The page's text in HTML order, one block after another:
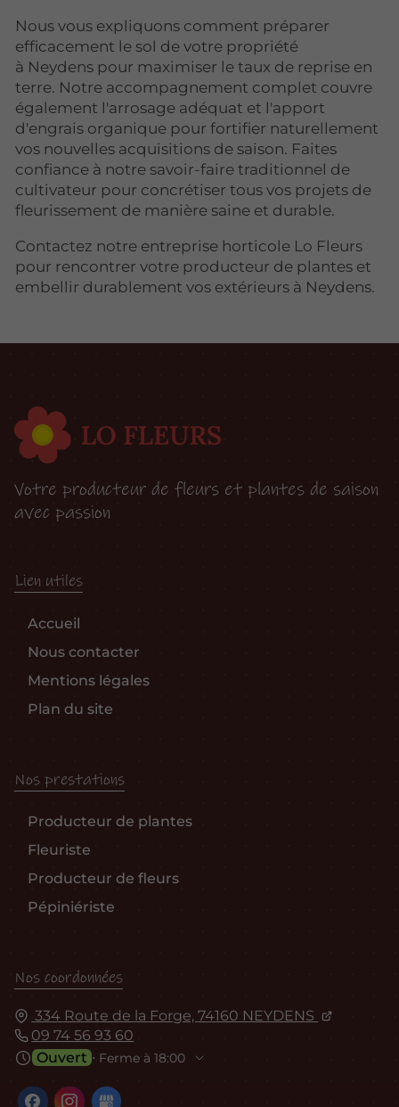
Nous vous expliquons comment préparer
efficacement le sol de votre propriété
à Neydens pour maximiser le taux de reprise en
terre. Notre accompagnement complet couvre
également l'arrosage adéquat et l'apport
d'engrais organique pour fortifier naturellement
vos nouvelles acquisitions de saison. Faites
confiance à notre savoir-faire traditionnel de
cultivateur pour concrétiser tous vos projets de
fleurissement de manière saine et durable.
Contactez notre entreprise horticole Lo Fleurs
pour rencontrer votre producteur de plantes et
embellir durablement vos extérieurs à Neydens.
Votre producteur de fleurs et plantes de saison
avec passion
Lien utiles
Accueil
Nous contacter
Mentions légales
Plan du site
Nos prestations
Producteur de plantes
Fleuriste
Producteur de fleurs
Pépiniériste
Nos coordonnées
334 Route de la Forge, 74160 NEYDENS
09 74 56 93 60
Ouvert ⋅ Ferme à 18:00